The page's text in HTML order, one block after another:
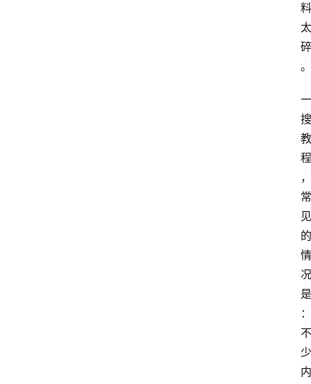
料
太
碎
。
一
搜
教
程
，
常
见
的
情
况
是
：
不
少
内